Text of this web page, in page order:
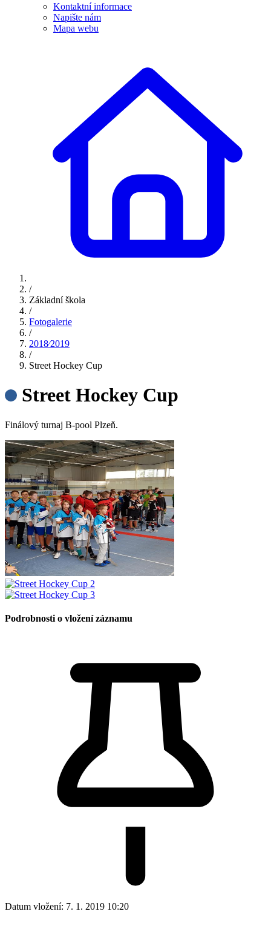
Kontaktní informace
Napište nám
Mapa webu
/
Základní škola
/
Fotogalerie
/
2018⁄2019
/
Street Hockey Cup
Street Hockey Cup
Finálový turnaj B-pool Plzeň.
Podrobnosti o vložení záznamu
Datum vložení: 7. 1. 2019 10:20